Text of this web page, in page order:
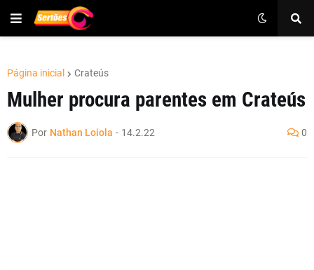
Página inicial Crateús
Mulher procura parentes em Crateús
Por Nathan Loiola - 14.2.22 0